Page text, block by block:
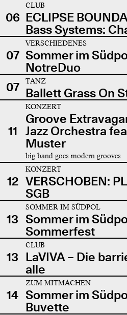
06
CLUB
ECLIPSE
Bass Systems:
07
VERSCHIEDENES
Sommer im
NotreDuo
07
TANZ
Ballett Grass On
11
KONZERT
Groove
Jazz Orchestra
Muster
big band goes modern grooves
12
KONZERT
VERSCHOBEN:
SGB
13
SOMMER IM SÜDPOL
Sommer im
Sommerfest
13
CLUB
LaVIVA – Die
alle
14
ZUM MITMACHEN
Sommer im
Buvette